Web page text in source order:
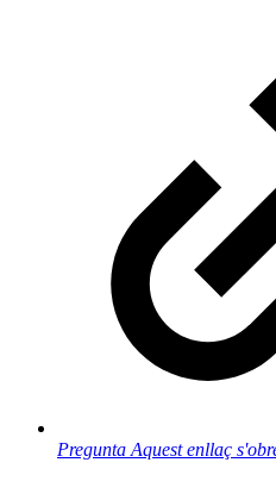
Pregunta Aquest enllaç